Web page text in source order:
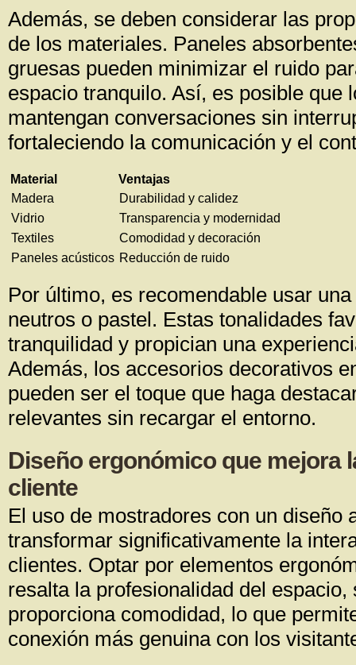
Además, se deben considerar las
de los materiales. Paneles
gruesas pueden minimizar el ruido
espacio tranquilo. Así, es posible que
mantengan conversaciones sin
fortaleciendo la comunicación y el
Material
Ventajas
Madera
Durabilidad y calidez
Vidrio
Transparencia y modernidad
Textiles
Comodidad y decoración
Paneles acústicos Reducción de ruido
Por último, es recomendable usar
neutros o pastel. Estas tonalidades
tranquilidad y propician una
Además, los accesorios decorativos
pueden ser el toque que haga
relevantes sin recargar el entorno.
Diseño ergonómico que mejora
cliente
El uso de mostradores con un diseño
transformar significativamente la
clientes. Optar por elementos
resalta la profesionalidad del espacio,
proporciona comodidad, lo que
conexión más genuina con los